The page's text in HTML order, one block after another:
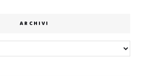
ARCHIVI